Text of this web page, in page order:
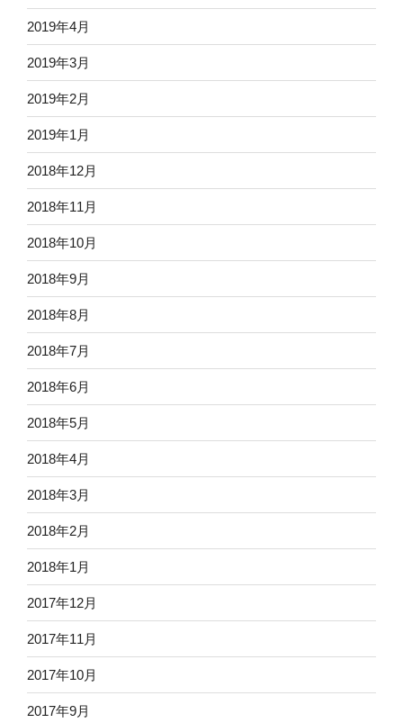
2019年4月
2019年3月
2019年2月
2019年1月
2018年12月
2018年11月
2018年10月
2018年9月
2018年8月
2018年7月
2018年6月
2018年5月
2018年4月
2018年3月
2018年2月
2018年1月
2017年12月
2017年11月
2017年10月
2017年9月